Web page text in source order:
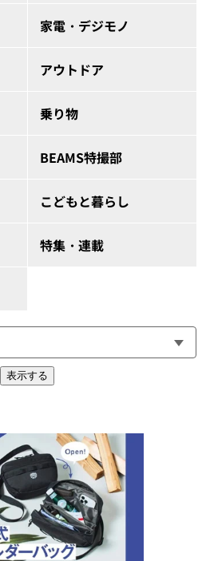
家電・デジモノ
アウトドア
乗り物
BEAMS特撮部
こどもと暮らし
特集・連載
表示する